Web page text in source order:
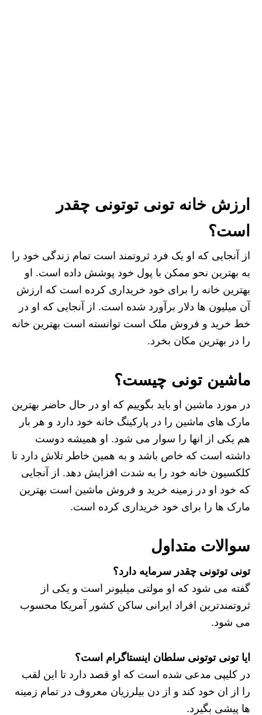
ارزش خانه تونی توتونی چقدر
است؟
از آنجایی که او یک فرد ثروتمند است تمام زندگی خود را
به بهترین نحو ممکن با پول خود پوشش داده است. او
بهترین خانه را برای خود خریداری کرده است که ارزش
آن میلیون ها دلار برآورد شده است. از آنجایی که او در
خط خرید و فروش ملک است توانسته است بهترین خانه
را در بهترین مکان بخرد.
ماشین تونی چیست؟
در مورد ماشین او باید بگوییم که او در حال حاضر بهترین
مارک های ماشین را در پارکینگ خانه خود دارد و هر بار
هم یکی از انها را سوار می شود. او همیشه دوست
داشته است که خاص باشد و به همین خاطر تلاش دارد تا
کلکسیون خانه خود را به شدت افزایش دهد. از آنجایی
که خود او در زمینه خرید و فروش ماشین است بهترین
مارک ها را برای خود خریداری کرده است.
سوالات متداول
تونی توتونی چقدر سرمایه دارد؟
گفته می شود که او مولتی میلیونر است و یکی از
ثروتمندترین افراد ایرانی ساکن کشور آمریکا محسوب
می شود.
ایا تونی توتونی سلطان اینستاگرام است؟
در کلیپی مدعی شده است که او قصد دارد تا این لقب
را از ان خود کند و از دن بیلرزیان معروف در تمام زمینه
ها پیشی بگیرد.